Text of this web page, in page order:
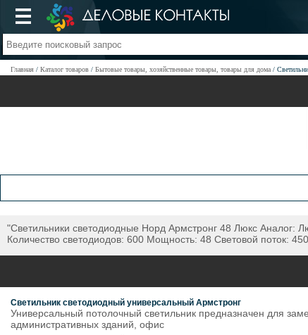
Главная Каталог товаров Бытовые товары, хозяйственные товары, товары для дома
"Светильники светодиодные Норд Армстронг 48 Люкс Аналог:
Количество светодиодов: 600 Мощность: 48 Световой поток:
Светильник светодиодный универсальный Армстронг
Универсальный потолочный светильник предназначен для
административных зданий, офис